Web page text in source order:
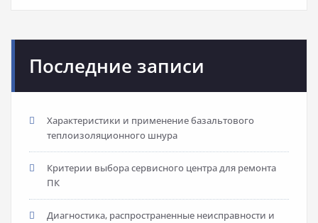
Последние записи
Характеристики и применение базальтового
теплоизоляционного шнура
Критерии выбора сервисного центра для ремонта
ПК
Диагностика, распространенные неисправности и